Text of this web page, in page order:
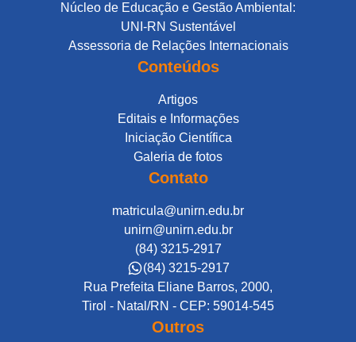
Núcleo de Educação e Gestão Ambiental:
UNI-RN Sustentável
Assessoria de Relações Internacionais
Conteúdos
Artigos
Editais e Informações
Iniciação Científica
Galeria de fotos
Contato
matricula@unirn.edu.br
unirn@unirn.edu.br
(84) 3215-2917
(84) 3215-2917
Rua Prefeita Eliane Barros, 2000,
Tirol - Natal/RN - CEP: 59014-545
Outros